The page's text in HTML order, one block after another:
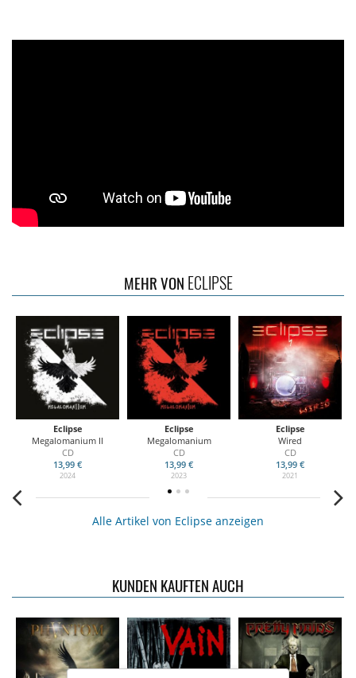
MEHR VON ECLIPSE
Eclipse
Megalomanium II
CD
13,99 €
2024
Eclipse
Megalomanium
CD
13,99 €
2023
Eclipse
Wired
CD
13,99 €
2021
Alle Artikel von Eclipse anzeigen
KUNDEN KAUFTEN AUCH